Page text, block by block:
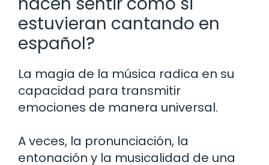
estuvieran cantando en
español?
La magia de la música radica en su
capacidad para transmitir
emociones de manera universal.
A veces, la pronunciación, la
entonación y la musicalidad de una